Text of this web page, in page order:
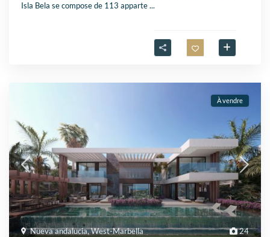
Isla Bela se compose de 113 apparte...
24
Nueva andalucia,West-Marbella
À vendre